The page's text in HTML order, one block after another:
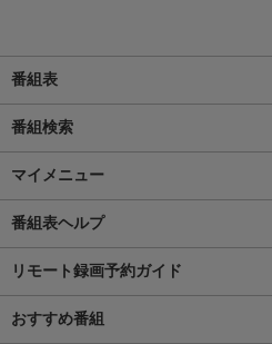
番組表
番組検索
マイメニュー
番組表ヘルプ
リモート録画予約ガイド
おすすめ番組